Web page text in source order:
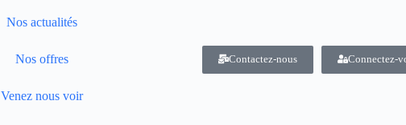
Nos actualités
Nos offres
Venez nous voir
Contactez-nous Connectez-